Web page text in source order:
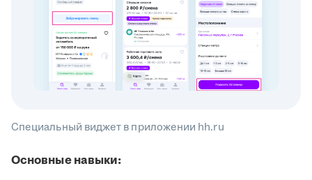
Специальный виджет в приложении hh.ru
Основные навыки: